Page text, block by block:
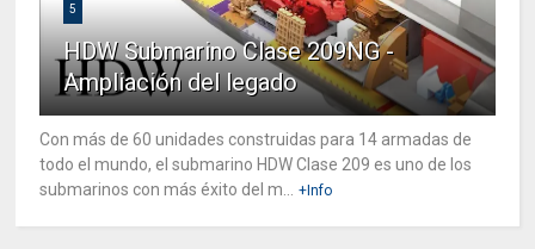
5
HDW Submarino Clase 209NG -
Ampliación del legado
Con más de 60 unidades construidas para 14 armadas de
todo el mundo, el submarino HDW Clase 209 es uno de los
submarinos con más éxito del m...
+Info